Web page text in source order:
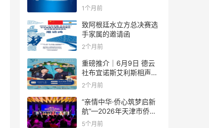
举行
1个月前
致阿根廷水立方总决赛选
手家属的邀请函
2个月前
重磅推介｜6月9日 德云
社布宜诺斯艾利斯相声专
场！国风曲艺邂逅南美风
结！
2个月前
“亲情中华·侨心筑梦启新
航”—2026年天津市侨界
新春联谊活动成功举办
5个月前